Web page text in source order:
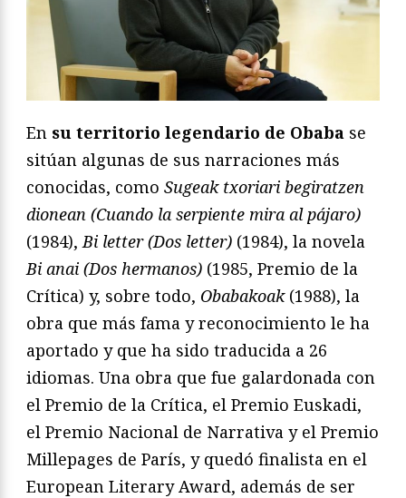
En su territorio legendario de Obaba se
sitúan algunas de sus narraciones más
conocidas, como Sugeak txoriari begiratzen
dionean (Cuando la serpiente mira al pájaro)
(1984),Bi letter (Dos letter) (1984), la novela
Bi anai (Dos hermanos) (1985, Premio de la
Crítica) y, sobre todo, Obabakoak(1988), la
obra que más fama y reconocimiento le ha
aportado y que ha sido traducida a 26
idiomas. Una obra que fue galardonada con
el Premio de la Crítica, el Premio Euskadi,
el Premio Nacional de Narrativa y el Premio
Millepages de París, y quedó finalista en el
European Literary Award, además de ser